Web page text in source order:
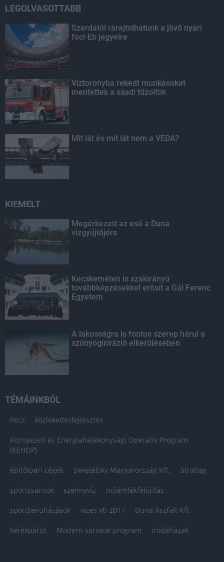
LEGOLVASOTTABB
Szerdától rárajtolhatunk a jövő nyári
foci-Eb jegyeire
Víztoronyba rekedt munkásokat
mentettek a sásdi tűzoltók
Mit lát és mit lát nem a VÉDA?
KIEMELT
Megérkezett az eső a Duna
vízgyűjtőjére
Kecskeméten is szakirányú
továbbképzésekkel erősít a Gál Ferenc
Egyetem
A lakosságra is fontos szerep hárul a
szúnyoginvázió elkerülésében
TÉMÁINKBÓL
Pécs közlekedésfejlesztés
Környezeti és Energiahatékonysági Operatív Program
(KEHOP)
építőipari cégek Swietelsky Magyarország Kft. Strabag
sportcsarnok szennyvíz műemlékfelújítás
sportberuházások vizes vb 2017 Duna Aszfalt Kft.
kerékpárút Modern városok program irodaházak